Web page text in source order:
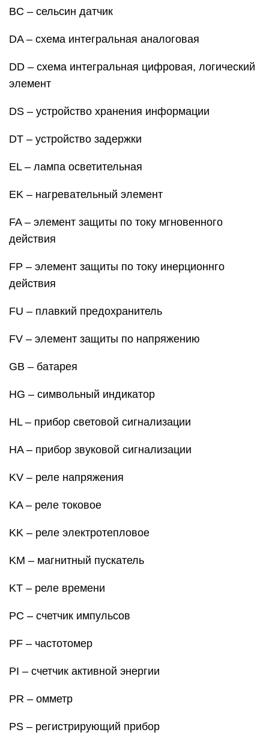
BC – сельсин датчик
DA – схема интегральная аналоговая
DD – схема интегральная цифровая, логический
элемент
DS – устройство хранения информации
DT – устройство задержки
EL – лампа осветительная
EK – нагревательный элемент
FA – элемент защиты по току мгновенного
действия
FP – элемент защиты по току инерционнго
действия
FU – плавкий предохранитель
FV – элемент защиты по напряжению
GB – батарея
HG – символьный индикатор
HL – прибор световой сигнализации
HA – прибор звуковой сигнализации
KV – реле напряжения
KA – реле токовое
KK – реле электротепловое
KM – магнитный пускатель
KT – реле времени
PC – счетчик импульсов
PF – частотомер
PI – счетчик активной энергии
PR – омметр
PS – регистрирующий прибор